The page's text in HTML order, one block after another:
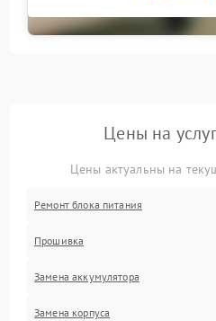
Цены на
Цены актуальны на
Ремонт блока питания
Прошивка
Замена аккумулятора
Замена корпуса